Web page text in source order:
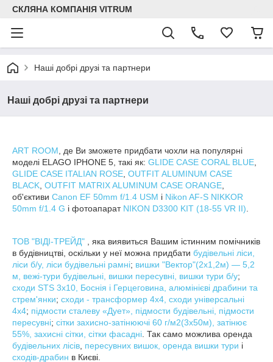
СКЛЯНА КОМПАНІЯ VITRUM
Наші добрі друзі та партнери
Наші добрі друзі та партнери
ART ROOM , де Ви зможете придбати чохли на популярні
моделі ELAGO IPHONE 5, такі як: GLIDE CASE CORAL BLUE
GLIDE CASE ITALIAN ROSE OUTFIT ALUMINUM CASE
BLACK OUTFIT MATRIX ALUMINUM CASE ORANGE
об'єктиви Canon EF 50mm f/1.4 USM і Nikon AF-S NIKKOR
50mm f/1.4 G і фотоапарат NIKON D3300 KIT (18-55 VR II)
ТОВ "ВІДІ-ТРЕЙД"
, яка виявиться Вашим істинним помічників
в будівництві, оскільки у неї можна придбати будівельні ліси,
ліси б/у, ліси будівельні рамні; вишки "Вектор"(2х1,2м) — 5,2
м, вежі-тури будівельні, вишки пересувні, вишки тури б/у;
сходи STS 3х10, Боснія і Герцеговина, алюмінієві драбини та
стрем'янки; сходи - трансформер 4х4, сходи універсальні
4х4; підмости сталеву «Дует», підмости будівельні, підмости
пересувні; сітки захисно-затінюючі 60 г/м2(3х50м), затінює
55%, захисні сітки, сітки фасадні . Так само можлива оренда
будівельних лісів пересувних вишок, оренда вишки тури і
сходів-драбин в Києві.